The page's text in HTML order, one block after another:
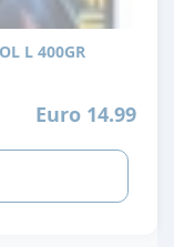
L 400GR
Euro 14.99